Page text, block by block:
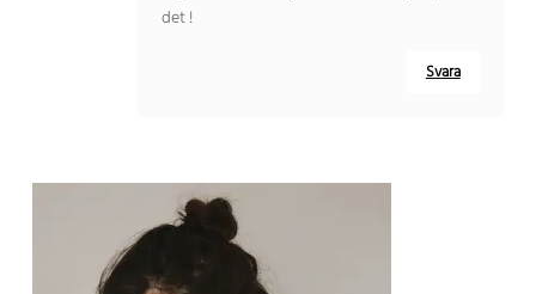
det !
Svara